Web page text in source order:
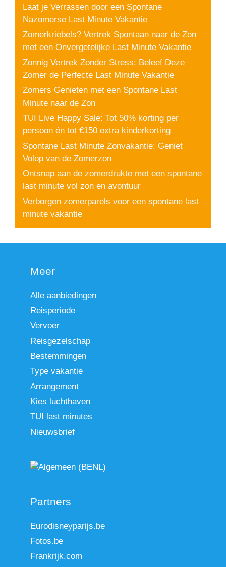
Laat je Verrassen door een Spontane
Nazomerse Last Minute Vakantie
Zomerkriebels? Vertrek Spontaan naar de Zon
met een Onvergetelijke Last Minute Vakantie
Zonnig Vertrek Zonder Stress: Beleef Deze
Zomer de Perfecte Last Minute Vakantie
Zomers Genieten met een Spontane Last
Minute naar de Zon
TUI Live Happy Sale: Tot 50% korting per
persoon én tot €150 extra kinderkorting
Spontane Last Minute Zonvakantie: Geniet
Volop van de Zomerzon
Ontsnap aan de zomerdrukte met een spontane
last minute vol zon en avontuur
Verborgen zomerparels voor een spontane last
minute vakantie
Meer
Alle aanbiedingen
Reisperiode
Vervoer
Reisgezelschap
Bestemmingen
Type vakantie
Arrangement
Kies luchthaven
TUI last minutes
Nieuwsbrief
Partners
Eurodisneyparijs.be
Fotos.be
Frankrijk.com